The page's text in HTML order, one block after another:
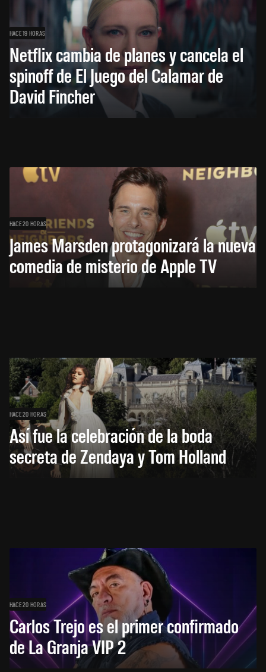
HACE 19 HORAS
Netflix cambia de planes y cancela el
spinoff de El Juego del Calamar de
David Fincher
HACE 20 HORAS
James Marsden protagonizará la nueva
comedia de misterio de Apple TV
HACE 20 HORAS
Así fue la celebración de la boda
secreta de Zendaya y Tom Holland
HACE 20 HORAS
Carlos Trejo es el primer confirmado
de La Granja VIP 2